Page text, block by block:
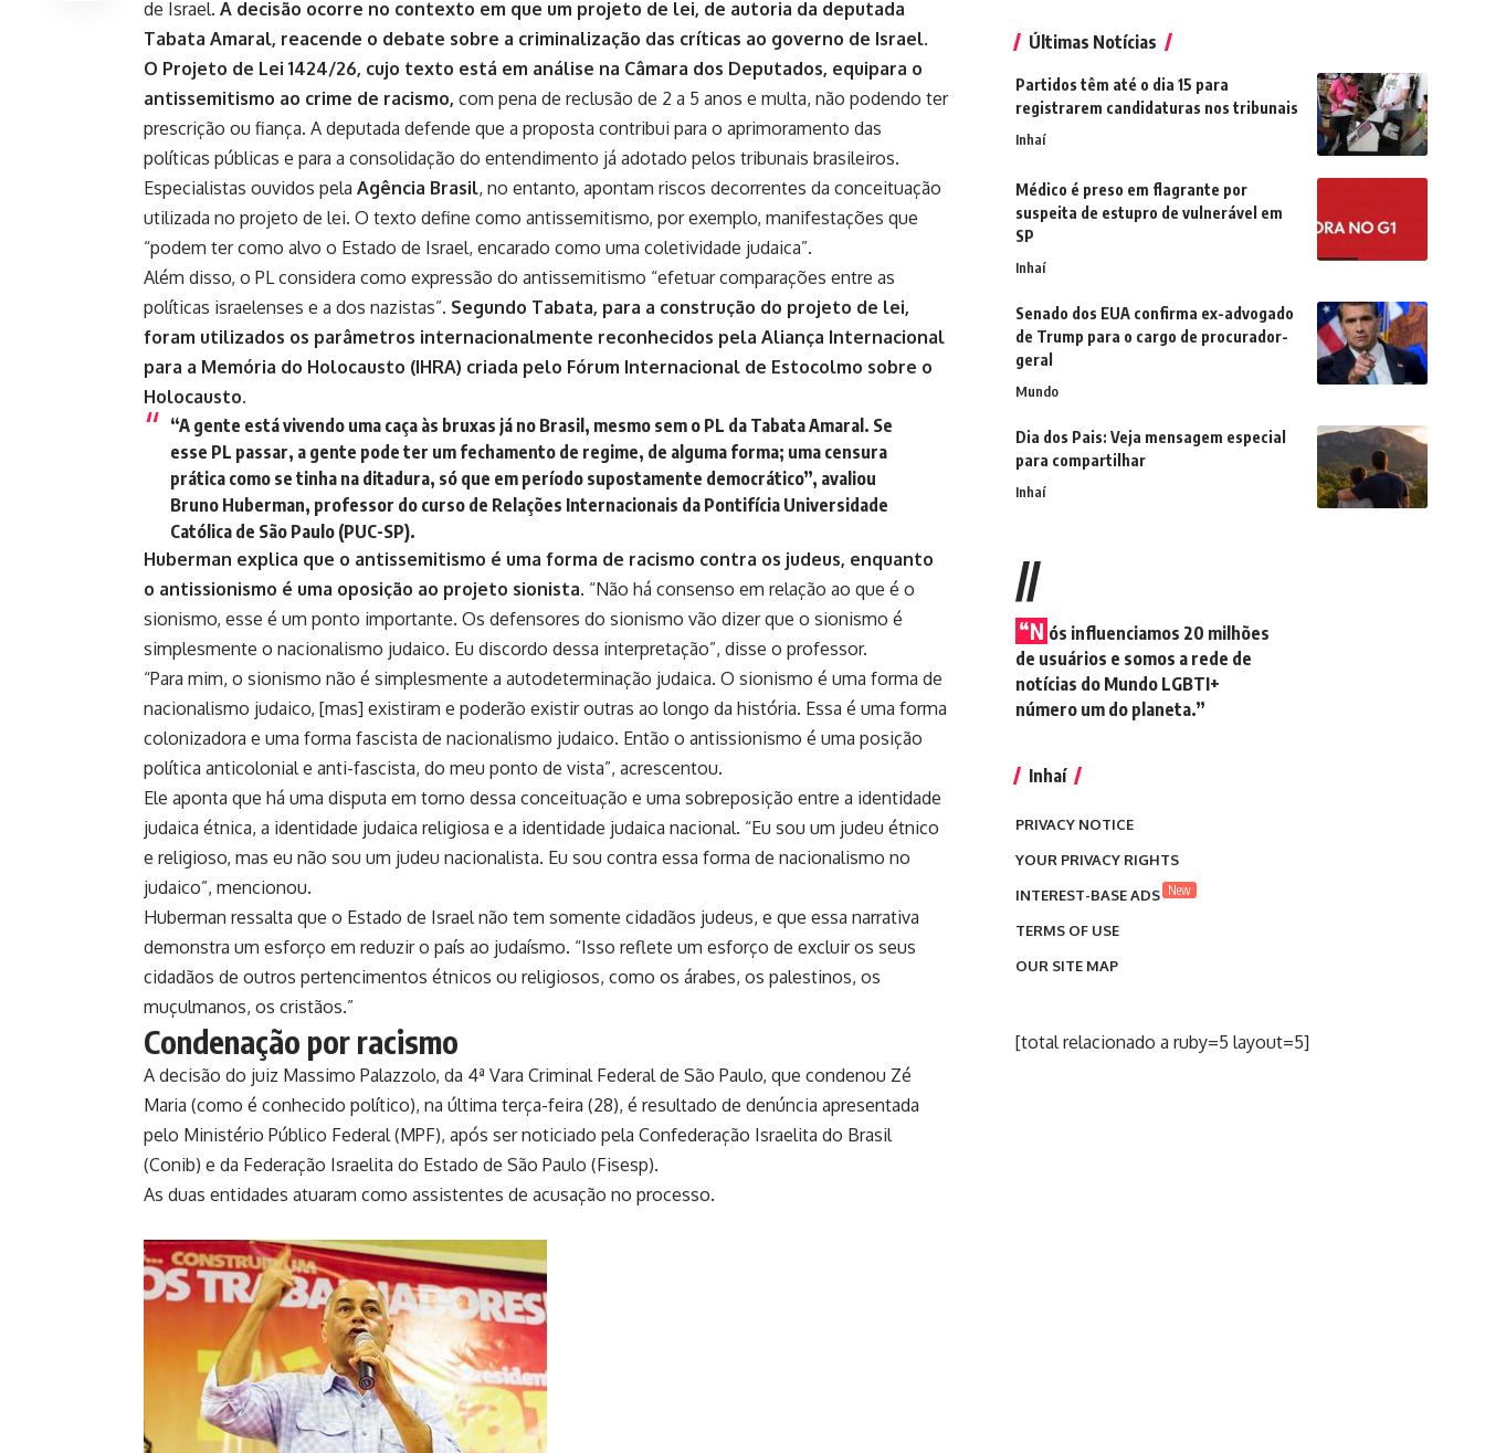
de Israel. A decisão ocorre no contexto em que um projeto de lei, de autoria da deputada
Tabata Amaral, reacende o debate sobre a criminalização das críticas ao governo de Israel.
O Projeto de Lei 1424/26, cujo texto está em análise na Câmara dos Deputados, equipara o
antissemitismo ao crime de racismo, com pena de reclusão de 2 a 5 anos e multa, não podendo ter
prescrição ou fiança. A deputada defende que a proposta contribui para o aprimoramento das
políticas públicas e para a consolidação do entendimento já adotado pelos tribunais brasileiros.
Especialistas ouvidos pela Agência Brasil, no entanto, apontam riscos decorrentes da conceituação
utilizada no projeto de lei. O texto define como antissemitismo, por exemplo, manifestações que
“podem ter como alvo o Estado de Israel, encarado como uma coletividade judaica”.
Além disso, o PL considera como expressão do antissemitismo “efetuar comparações entre as
políticas israelenses e a dos nazistas”. Segundo Tabata, para a construção do projeto de lei,
foram utilizados os parâmetros internacionalmente reconhecidos pela Aliança Internacional
para a Memória do Holocausto (IHRA) criada pelo Fórum Internacional de Estocolmo sobre o
Holocausto.
“A gente está vivendo uma caça às bruxas já no Brasil, mesmo sem o PL da Tabata Amaral. Se
esse PL passar, a gente pode ter um fechamento de regime, de alguma forma; uma censura
prática como se tinha na ditadura, só que em período supostamente democrático”, avaliou
Bruno Huberman, professor do curso de Relações Internacionais da Pontifícia Universidade
Católica de São Paulo (PUC-SP).
Huberman explica que o antissemitismo é uma forma de racismo contra os judeus, enquanto
o antissionismo é uma oposição ao projeto sionista. “Não há consenso em relação ao que é o
sionismo, esse é um ponto importante. Os defensores do sionismo vão dizer que o sionismo é
simplesmente o nacionalismo judaico. Eu discordo dessa interpretação”, disse o professor.
“Para mim, o sionismo não é simplesmente a autodeterminação judaica. O sionismo é uma forma de
nacionalismo judaico, [mas] existiram e poderão existir outras ao longo da história. Essa é uma forma
colonizadora e uma forma fascista de nacionalismo judaico. Então o antissionismo é uma posição
política anticolonial e anti-fascista, do meu ponto de vista”, acrescentou.
Ele aponta que há uma disputa em torno dessa conceituação e uma sobreposição entre a identidade
judaica étnica, a identidade judaica religiosa e a identidade judaica nacional. “Eu sou um judeu étnico
e religioso, mas eu não sou um judeu nacionalista. Eu sou contra essa forma de nacionalismo no
judaico”, mencionou.
Huberman ressalta que o Estado de Israel não tem somente cidadãos judeus, e que essa narrativa
demonstra um esforço em reduzir o país ao judaísmo. “Isso reflete um esforço de excluir os seus
cidadãos de outros pertencimentos étnicos ou religiosos, como os árabes, os palestinos, os
muçulmanos, os cristãos.”
Condenação por racismo
A decisão do juiz Massimo Palazzolo, da 4ª Vara Criminal Federal de São Paulo, que condenou Zé
Maria (como é conhecido político), na última terça-feira (28), é resultado de denúncia apresentada
pelo Ministério Público Federal (MPF), após ser noticiado pela Confederação Israelita do Brasil
(Conib) e da Federação Israelita do Estado de São Paulo (Fisesp).
As duas entidades atuaram como assistentes de acusação no processo.
Últimas Notícias
Partidos têm até o dia 15 para
registrarem candidaturas nos tribunais
Inhaí
Médico é preso em flagrante por
suspeita de estupro de vulnerável em
SP
Inhaí
Senado dos EUA confirma ex-advogado
de Trump para o cargo de procurador-
geral
Mundo
Dia dos Pais: Veja mensagem especial
para compartilhar
Inhaí
//
“N ós influenciamos 20 milhões
de usuários e somos a rede de
notícias do Mundo LGBTI+
número um do planeta.”
Inhaí
PRIVACY NOTICE
YOUR PRIVACY RIGHTS
INTEREST-BASE ADS New
TERMS OF USE
OUR SITE MAP
[total relacionado a ruby=5 layout=5]